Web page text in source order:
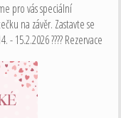
pro vás speciální
na závěr. Zastavte se
15.2.2026 ???? Rezervace